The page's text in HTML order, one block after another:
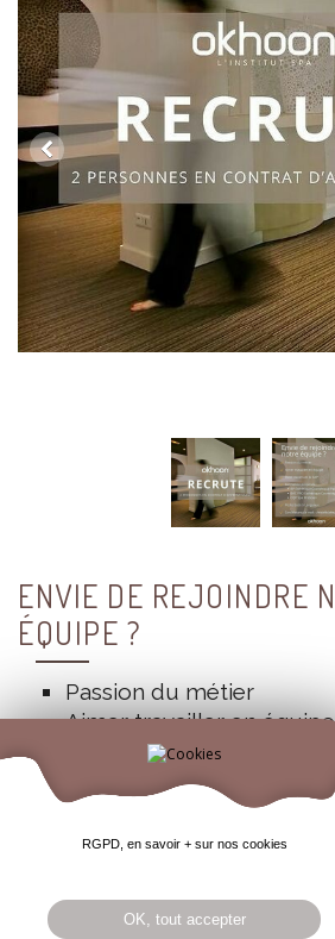
ENVIE DE REJOINDRE
ÉQUIPE ?
Passion du métier
Aimer travailler en équipe
Avoir minimum le CAP
Formatopn proposée :
- BP esthétique cosmétique
- BAC PRO esthétique
- CQP spa praticien
RGPD, en savoir + sur nos cookies
OK, tout accepter